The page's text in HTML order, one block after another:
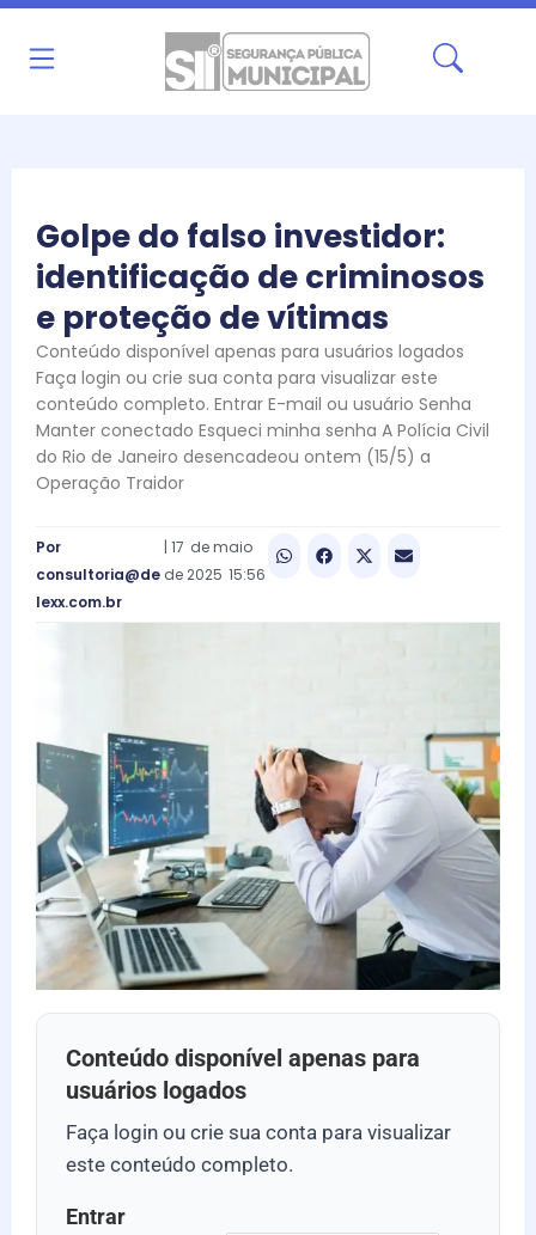
Ir
Golpe do falso investidor:
identificação de criminosos
e proteção de vítimas
Conteúdo disponível apenas para usuários logados
Faça login ou crie sua conta para visualizar este
conteúdo completo. Entrar E-mail ou usuário Senha
Manter conectado Esqueci minha senha A Polícia Civil
do Rio de Janeiro desencadeou ontem (15/5) a
Operação Traidor
Por
consultoria@de
lexx.com.br
| 17 demaio
de 2025 15:56
Conteúdo disponível apenas para
usuários logados
Faça login ou crie sua conta para visualizar
este conteúdo completo.
Entrar